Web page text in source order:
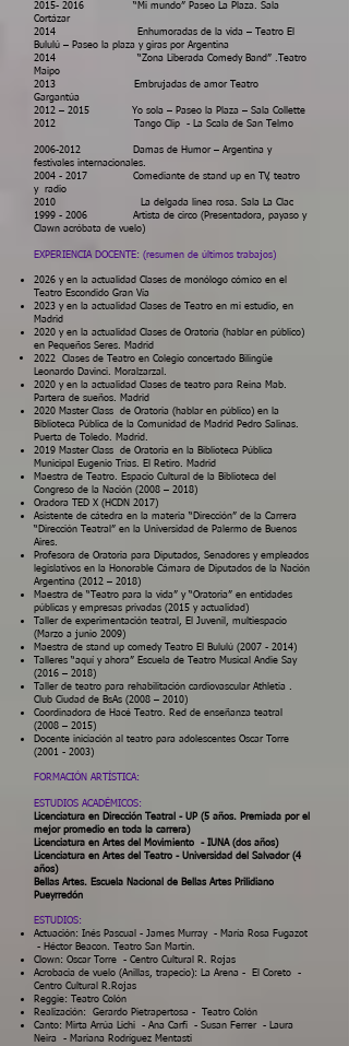
2015- 2016 “Mi mundo” Paseo La Plaza. Sala
Cortázar
2014 Enhumoradas de la vida – Teatro El
Bululú – Paseo la plaza y giras por Argentina
2014 “Zona Liberada Comedy Band” .Teatro
Maipo
2013 Embrujadas de amor Teatro
Gargantúa
2012 – 2015 Yo sola – Paseo la Plaza – Sala Collette
2012 Tango Clip - La Scala de San Telmo
2006-2012 Damas de Humor – Argentina y
festivales internacionales.
2004 - 2017 Comediante de stand up en TV, teatro
y radio
2010 La delgada linea rosa. Sala La Clac
1999 - 2006 Artista de circo (Presentadora, payaso y
Clawn acróbata de vuelo)
EXPERIENCIA DOCENTE: (resumen de últimos trabajos)
2026 y en la actualidad Clases de monólogo cómico en el
Teatro Escondido Gran Vía
2023 y en la actualidad Clases de Teatro en mi estudio, en
Madrid
2020 y en la actualidad Clases de Oratoria (hablar en público)
en Pequeños Seres. Madrid
2022 Clases de Teatro en Colegio concertado Bilingüe
Leonardo Davinci. Moralzarzal.
2020 y en la actualidad Clases de teatro para Reina Mab.
Partera de sueños. Madrid
2020 Master Class de Oratoria (hablar en público) en la
Biblioteca Pública de la Comunidad de Madrid Pedro Salinas.
Puerta de Toledo. Madrid.
2019 Master Class de Oratoria en la Biblioteca Pública
Municipal Eugenio Trías. El Retiro. Madrid
Maestra de Teatro. Espacio Cultural de la Biblioteca del
Congreso de la Nación (2008 – 2018)
Oradora TED X (HCDN 2017)
Asistente de cátedra en la materia “Dirección” de la Carrera
“Dirección Teatral” en la Universidad de Palermo de Buenos
Aires.
Profesora de Oratoria para Diputados, Senadores y empleados
legislativos en la Honorable Cámara de Diputados de la Nación
Argentina (2012 – 2018)
Maestra de “Teatro para la vida” y “Oratoria” en entidades
públicas y empresas privadas (2015 y actualidad)
Taller de experimentación teatral, El Juvenil, multiespacio
(Marzo a junio 2009)
Maestra de stand up comedy Teatro El Bululú (2007 - 2014)
Talleres “aquí y ahora” Escuela de Teatro Musical Andie Say
(2016 – 2018)
Taller de teatro para rehabilitación cardiovascular Athletia .
Club Ciudad de BsAs (2008 – 2010)
Coordinadora de Hacé Teatro. Red de enseñanza teatral
(2008 – 2015)
Docente iniciación al teatro para adolescentes Oscar Torre
(2001 - 2003)
FORMACIÓN ARTÍSTICA:
ESTUDIOS ACADÉMICOS:
Licenciatura en Dirección Teatral - UP (5 años. Premiada por el
mejor promedio en toda la carrera)
Licenciatura en Artes del Movimiento - IUNA (dos años)
Licenciatura en Artes del Teatro - Universidad del Salvador (4
años)
Bellas Artes. Escuela Nacional de Bellas Artes Prilidiano
Pueyrredón
ESTUDIOS:
Actuación: Inés Pascual - James Murray - María Rosa Fugazot
- Héctor Beacon. Teatro San Martín.
Clown: Oscar Torre - Centro Cultural R. Rojas
Acrobacia de vuelo (Anillas, trapecio): La Arena​ - El Coreto -
Centro Cultural R.Rojas
Reggie: Teatro Colón
Realización: Gerardo Pietrapertosa - Teatro Colón
Canto: Mirta Arrúa Lichi - Ana Carfi - Susan Ferrer - Laura
Neira - Mariana Rodríguez Mentasti